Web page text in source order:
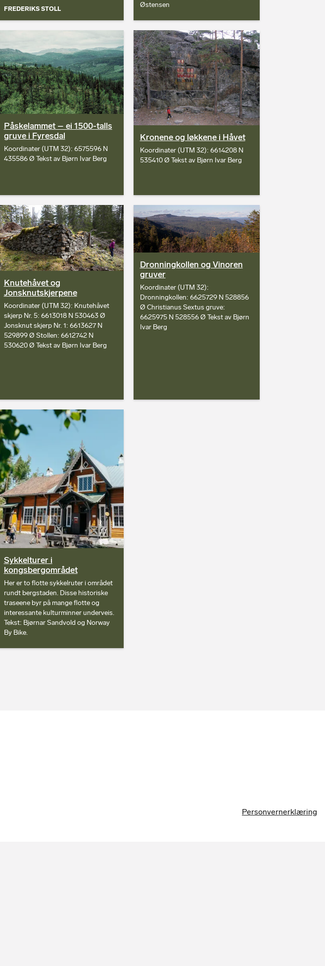
FREDERIKS STOLL
Østensen
Påskelammet – ei 1500-talls
gruve i Fyresdal
Koordinater (UTM 32): 6575596 N
435586 Ø Tekst av Bjørn Ivar Berg
Kronene og løkkene i Håvet
Koordinater (UTM 32): 6614208 N
535410 Ø Tekst av Bjørn Ivar Berg
Knutehåvet og
Jonsknutskjerpene
Koordinater (UTM 32): Knutehåvet
skjerp Nr. 5: 6613018 N 530463 Ø
Jonsknut skjerp Nr. 1: 6613627 N
529899 Ø Stollen: 6612742 N
530620 Ø Tekst av Bjørn Ivar Berg
Dronningkollen og Vinoren
gruver
Koordinater (UTM 32):
Dronningkollen: 6625729 N 528856
Ø Christianus Sextus gruve:
6625975 N 528556 Ø Tekst av Bjørn
Ivar Berg
Sykkelturer i
kongsbergområdet
Her er to flotte sykkelruter i området
rundt bergstaden. Disse historiske
traseene byr på mange flotte og
interessante kulturminner underveis.
Tekst: Bjørnar Sandvold og Norway
By Bike.
Personvernerklæring